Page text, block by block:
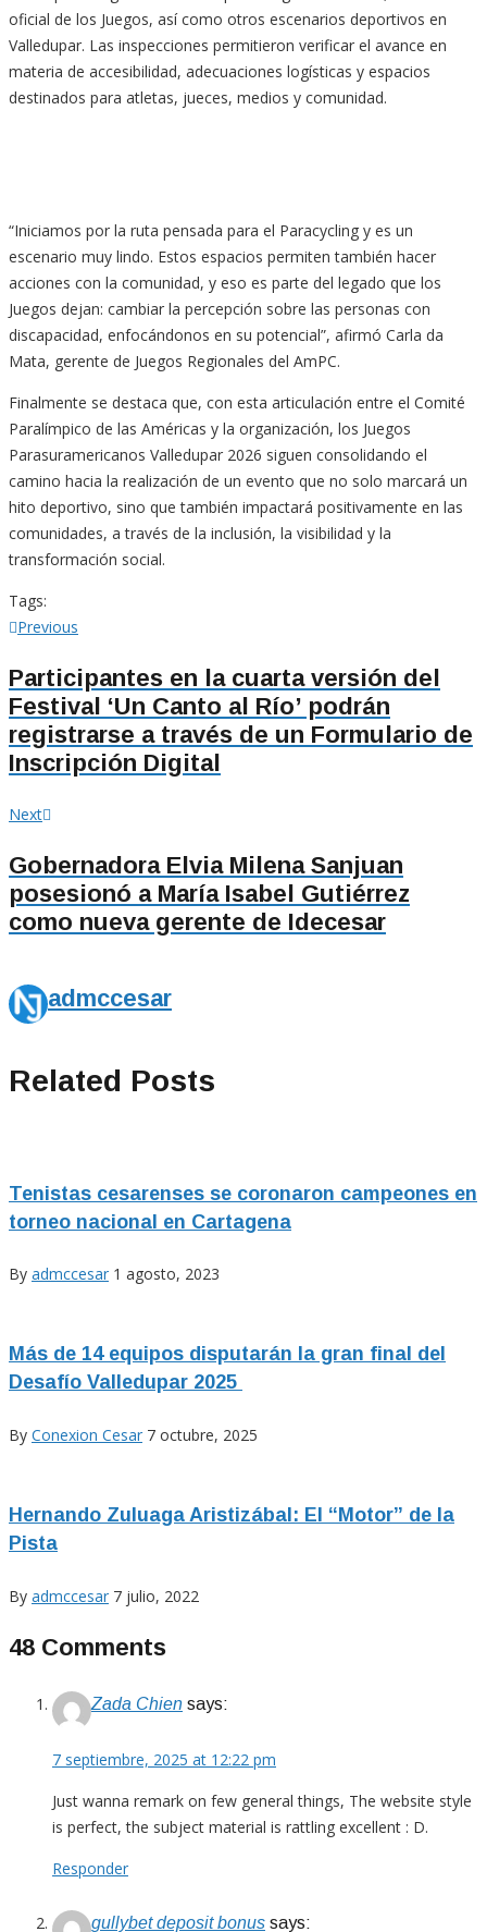
oficial de los Juegos, así como otros escenarios deportivos en
Valledupar. Las inspecciones permitieron verificar el avance en
materia de accesibilidad, adecuaciones logísticas y espacios
destinados para atletas, jueces, medios y comunidad.
“Iniciamos por la ruta pensada para el Paracycling y es un
escenario muy lindo. Estos espacios permiten también hacer
acciones con la comunidad, y eso es parte del legado que los
Juegos dejan: cambiar la percepción sobre las personas con
discapacidad, enfocándonos en su potencial”, afirmó Carla da
Mata, gerente de Juegos Regionales del AmPC.
Finalmente se destaca que, con esta articulación entre el Comité
Paralímpico de las Américas y la organización, los Juegos
Parasuramericanos Valledupar 2026 siguen consolidando el
camino hacia la realización de un evento que no solo marcará un
hito deportivo, sino que también impactará positivamente en las
comunidades, a través de la inclusión, la visibilidad y la
transformación social.
Tags:
Navegación
de
entradas
Previous
Participantes en la cuarta versión del
Festival ‘Un Canto al Río’ podrán
registrarse a través de un Formulario de
Inscripción Digital
Next
Gobernadora Elvia Milena Sanjuan
posesionó a María Isabel Gutiérrez
como nueva gerente de Idecesar
admccesar
Related Posts
Tenistas cesarenses se coronaron campeones en
torneo nacional en Cartagena
By admccesar 1 agosto, 2023
Más de 14 equipos disputarán la gran final del
Desafío Valledupar 2025
By Conexion Cesar 7 octubre, 2025
Hernando Zuluaga Aristizábal: El “Motor” de la
Pista
By admccesar 7 julio, 2022
48 Comments
Zada Chien says:
7 septiembre, 2025 at 12:22 pm
Just wanna remark on few general things, The website style
is perfect, the subject material is rattling excellent : D.
Responder
gullybet deposit bonus says: